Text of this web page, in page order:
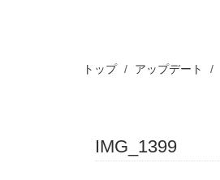
トップ アップデート
IMG_1399